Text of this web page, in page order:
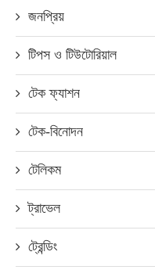
জনপ্রিয়
টিপস ও টিউটোরিয়াল
টেক ফ্যাশন
টেক-বিনোদন
টেলিকম
ট্রাভেল
ট্রেন্ডিং